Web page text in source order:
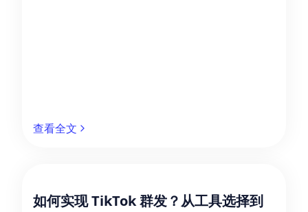
查看全文
如何实现 TikTok 群发？从工具选择到